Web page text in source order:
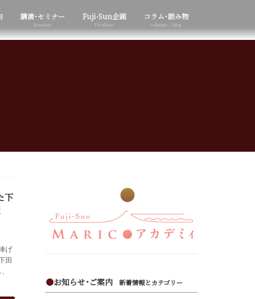
講演･セミナー
Seminar
Fuji-Sun企画
Produce
コラム･読み物
column / blog
下
げ
田
●お知らせ･ご案内 新着情報とカテゴリー